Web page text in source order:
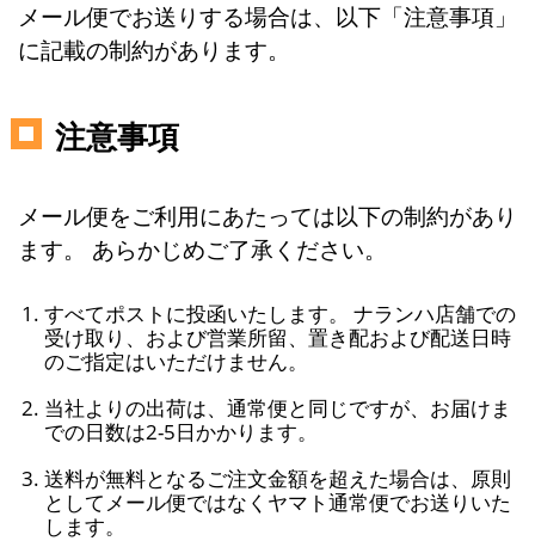
メール便でお送りする場合は、以下「注意事項」
に記載の制約があります。
注意事項
メール便をご利用にあたっては以下の制約があり
ます。 あらかじめご了承ください。
すべてポストに投函いたします。 ナランハ店舗での
受け取り、および営業所留、置き配および配送日時
のご指定はいただけません。
当社よりの出荷は、通常便と同じですが、お届けま
での日数は2-5日かかります。
送料が無料となるご注文金額を超えた場合は、原則
としてメール便ではなくヤマト通常便でお送りいた
します。